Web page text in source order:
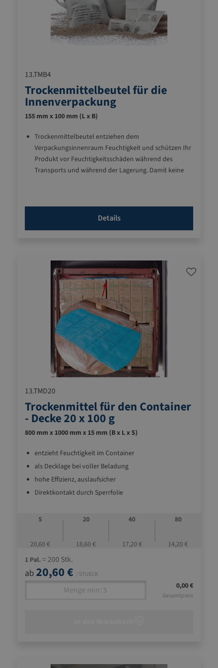
13.TMB4
Trockenmittelbeutel für die
Innenverpackung
155 mm x 100 mm (L x B)
Trockenmittelbeutel entziehen dem
Verpackungsinnenraum Feuchtigkeit und schützen Ihr
Produkt vor Feuchtigkeitsschäden während des
Transports und während der Lagerung. Damit keine
Haltbar in PE-Folie verschweißt
Füllung aus umweltfreundlicher und
lebensmittelunbedenklicher Bentonite-Tonerde
Frei von DMF (Dimethylfumarat)
Gemäß DIN 55473 zertifiziert
Gerne beraten wir Sie zur Dosierung der Beutel
Details
13.TMD20
Trockenmittel für den Container
- Decke 20 x 100 g
800 mm x 1000 mm x 15 mm (B x L x S)
entzieht Feuchtigkeit im Container
als Decklage bei voller Beladung
hohe Effizienz, auslaufsicher
Direktkontakt durch Sperrfolie
5
20,60 €
20
18,60 €
40
17,20 €
80
14,20 €
1 Pal. = 200 Stk.
ab 20,60 € / STUECK
0,00 €
Gesamtpreis